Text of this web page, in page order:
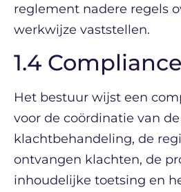
reglement nadere regels
werkwijze vaststellen.
1.4
Het bestuur wijst een
voor de coördinatie van de
klachtbehandeling, de
ontvangen klachten, de
inhoudelijke toetsing en